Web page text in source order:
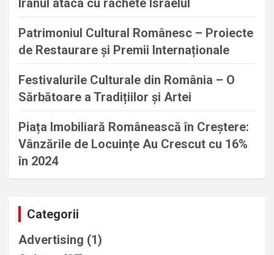
Iranul ataca cu rachete Israelul
Patrimoniul Cultural Românesc – Proiecte
de Restaurare și Premii Internaționale
Festivalurile Culturale din România – O
Sărbătoare a Tradițiilor și Artei
Piața Imobiliară Românească în Creștere:
Vânzările de Locuințe Au Crescut cu 16%
în 2024
Categorii
Advertising (1)